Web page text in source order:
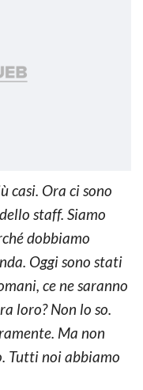
casi. Ora ci sono
staff. Siamo
dobbiamo
Oggi sono stati
ce ne saranno
loro? Non lo so.
Ma non
Tutti noi abbiamo